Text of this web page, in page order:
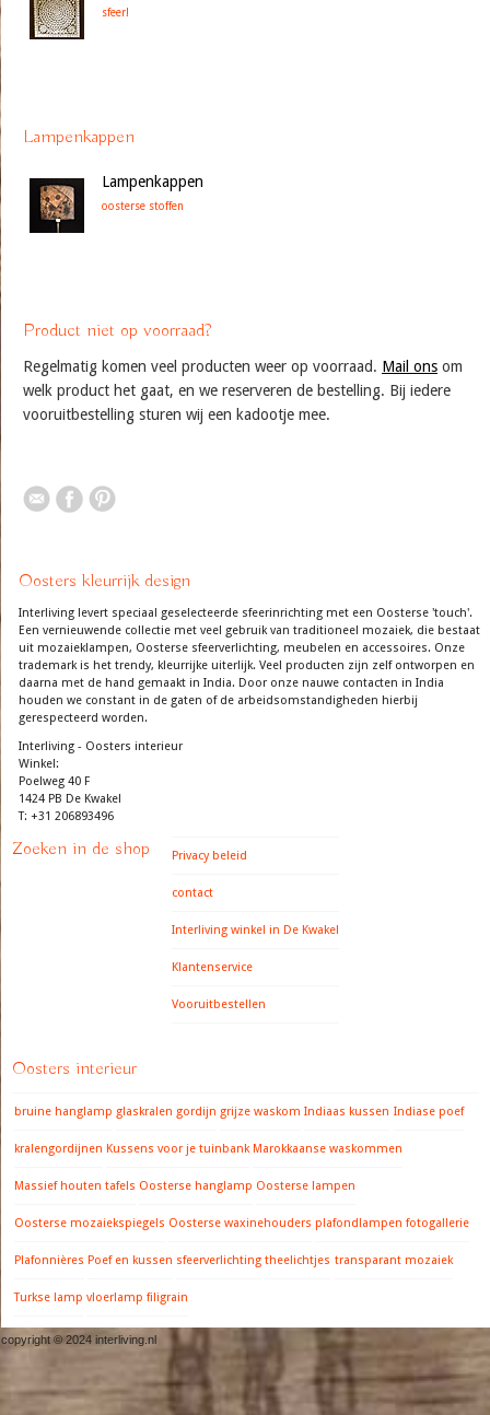
sfeer!
Lampenkappen
Lampenkappen
oosterse stoffen
Product niet op voorraad?
Regelmatig komen veel producten weer op voorraad. Mail ons om
welk product het gaat, en we reserveren de bestelling. Bij iedere
vooruitbestelling sturen wij een kadootje mee.
Oosters kleurrijk design
Interliving levert speciaal geselecteerde sfeerinrichting met een Oosterse 'touch'.
Een vernieuwende collectie met veel gebruik van traditioneel mozaiek, die bestaat
uit mozaieklampen, Oosterse sfeerverlichting, meubelen en accessoires. Onze
trademark is het trendy, kleurrijke uiterlijk. Veel producten zijn zelf ontworpen en
daarna met de hand gemaakt in India. Door onze nauwe contacten in India
houden we constant in de gaten of de arbeidsomstandigheden hierbij
gerespecteerd worden.
Interliving - Oosters interieur
Winkel:
Poelweg 40 F
1424 PB De Kwakel
T: +31 206893496
Zoeken in de shop Privacy beleid
contact
Interliving winkel in De Kwakel
Klantenservice
Vooruitbestellen
Oosters interieur
bruine hanglamp glaskralen gordijn grijze waskom Indiaas kussen Indiase poef
kralengordijnen Kussens voor je tuinbank Marokkaanse waskommen
Massief houten tafels Oosterse hanglamp Oosterse lampen
Oosterse mozaiekspiegels Oosterse waxinehouders plafondlampen fotogallerie
Plafonnières Poef en kussen sfeerverlichting theelichtjes transparant mozaiek
Turkse lamp vloerlamp filigrain
copyright © 2024 interliving.nl